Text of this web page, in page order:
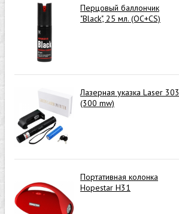
Перцовый баллончик
"Black", 25 мл. (OC+CS)
Лазерная указка Laser 303
(300 mw)
Портативная колонка
Hopestar H31